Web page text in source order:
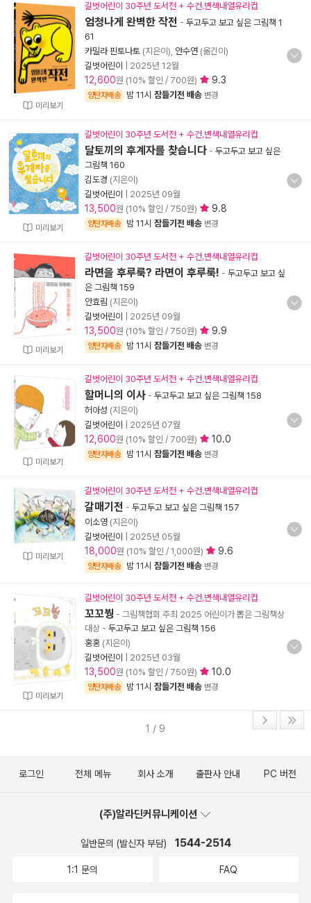
미리보기
길벗어린이 30주년 도서전 + 수건.변색내열유리컵
엄청나게 완벽한 작전 - 두고두고 보고 싶은 그림책 1
61
카밀라 핀토나토 (지은이), 안수연 (옮긴이)
길벗어린이
2025년 12월
12,600원 (10% 할인 / 700원) 9.3
양탄자배송 밤 11시 잠들기전 배송 변경
미리보기
길벗어린이 30주년 도서전 + 수건.변색내열유리컵
달토끼의 후계자를 찾습니다 - 두고두고 보고 싶은
그림책 160
김도경 (지은이)
길벗어린이
2025년 09월
13,500원 (10% 할인 / 750원) 9.8
양탄자배송 밤 11시 잠들기전 배송 변경
미리보기
길벗어린이 30주년 도서전 + 수건.변색내열유리컵
라면을 후루룩? 라면이 후루룩! - 두고두고 보고 싶
은 그림책 159
안효림 (지은이)
길벗어린이
2025년 09월
13,500원 (10% 할인 / 750원) 9.9
양탄자배송 밤 11시 잠들기전 배송 변경
미리보기
길벗어린이 30주년 도서전 + 수건.변색내열유리컵
할머니의 이사 - 두고두고 보고 싶은 그림책 158
허아성 (지은이)
길벗어린이
2025년 07월
12,600원 (10% 할인 / 700원) 10.0
양탄자배송 밤 11시 잠들기전 배송 변경
미리보기
길벗어린이 30주년 도서전 + 수건.변색내열유리컵
갈매기전 - 두고두고 보고 싶은 그림책 157
이소영 (지은이)
길벗어린이
2025년 05월
18,000원 (10% 할인 / 1,000원) 9.6
양탄자배송 밤 11시 잠들기전 배송 변경
미리보기
길벗어린이 30주년 도서전 + 수건.변색내열유리컵
꼬꼬붱 - 그림책협회 주최 2025 어린이가 뽑은 그림책상
대상 - 두고두고 보고 싶은 그림책 156
홍홍 (지은이)
길벗어린이
2025년 03월
13,500원 (10% 할인 / 750원) 10.0
양탄자배송 밤 11시 잠들기전 배송 변경
1 / 9
로그인 전체 메뉴 회사 소개 출판사 안내 PC 버전
(주)알라딘커뮤니케이션
일반문의 (발신자 부담) 1544-2514
1:1 문의 FAQ